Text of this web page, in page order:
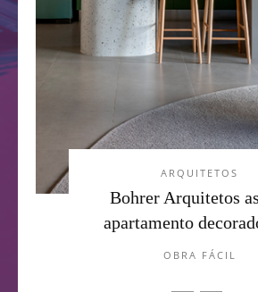
ARQUITETOS
Bohrer Arquitetos
apartamento
OBRA FÁCIL